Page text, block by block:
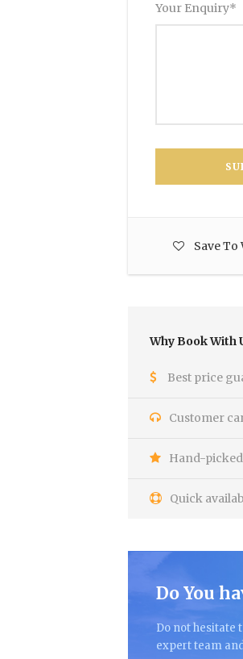
Your Enquiry*
Save To
Why Book With
Best price
Customer
Hand-
Quick
Do You
Do not hesitate
expert team